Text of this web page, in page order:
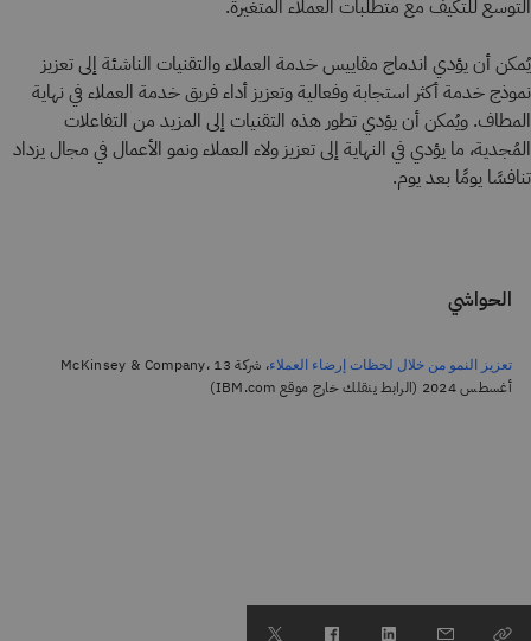
التوسع للتكيف مع متطلبات العملاء المتغيرة.
يُمكن أن يؤدي اندماج مقاييس خدمة العملاء والتقنيات الناشئة إلى تعزيز
نموذج خدمة أكثر استجابة وفعالية وتعزيز أداء فريق خدمة العملاء في نهاية
المطاف. ويُمكن أن يؤدي تطور هذه التقنيات إلى المزيد من التفاعلات
المُجدية، ما يؤدي في النهاية إلى تعزيز ولاء العملاء ونمو الأعمال في مجال يزداد
تنافسًا يومًا بعد يوم.
الحواشي
تعزيز النمو من خلال لحظات إرضاء العملاء
، شركة McKinsey & Company، 13
أغسطس 2024 (الرابط ينقلك خارج موقع IBM.com)